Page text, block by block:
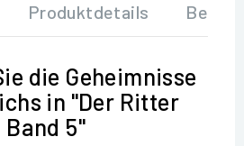
Produktdetails
die Geheimnisse
in "Der Ritter
5"